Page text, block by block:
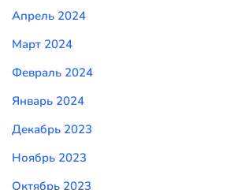
Апрель 2024
Март 2024
Февраль 2024
Январь 2024
Декабрь 2023
Ноябрь 2023
Октябрь 2023